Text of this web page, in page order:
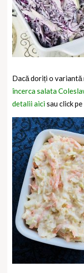
Dacă doriți o
încerca salata
detalii aicisau click